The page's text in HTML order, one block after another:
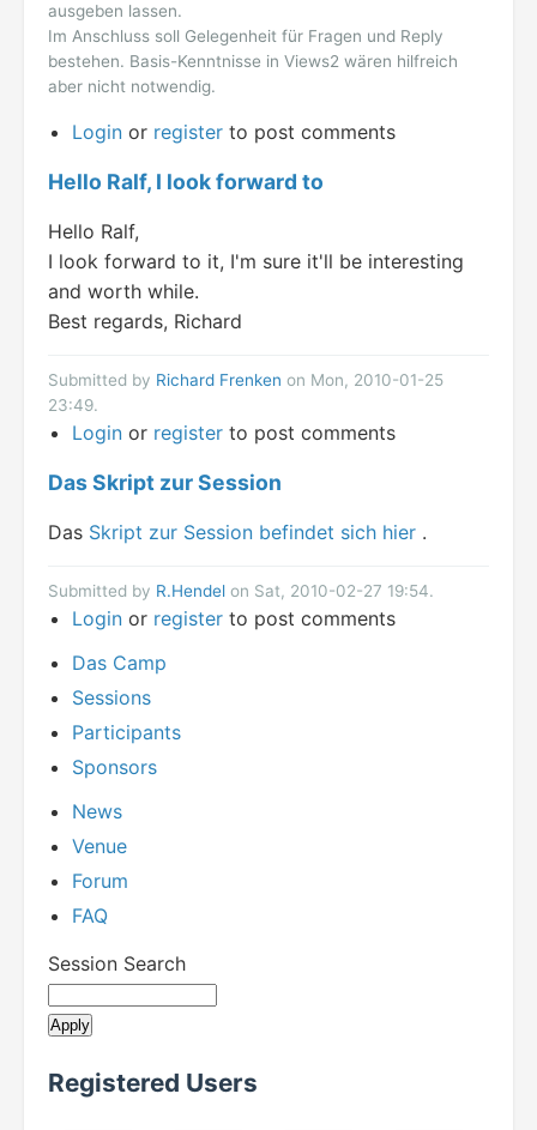
ausgeben lassen.
Im Anschluss soll Gelegenheit für Fragen und Reply
bestehen. Basis-Kenntnisse in Views2 wären hilfreich
aber nicht notwendig.
Login or register to post comments
Hello Ralf, I look forward to
Hello Ralf,
I look forward to it, I'm sure it'll be interesting
and worth while.
Best regards, Richard
Submitted by Richard Frenken on Mon, 2010-01-25
23:49.
Login or register to post comments
Das Skript zur Session
Das Skript zur Session befindet sich hier .
Submitted by R.Hendel on Sat, 2010-02-27 19:54.
Login or register to post comments
Das Camp
Sessions
Participants
Sponsors
News
Venue
Forum
FAQ
Session Search
Registered Users